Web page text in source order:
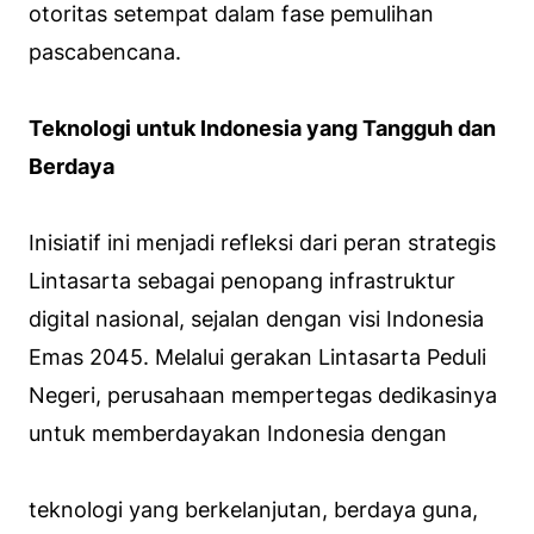
otoritas setempat dalam fase pemulihan
pascabencana.
Teknologi untuk Indonesia yang Tangguh dan
Berdaya
Inisiatif ini menjadi refleksi dari peran strategis
Lintasarta sebagai penopang infrastruktur
digital nasional, sejalan dengan visi Indonesia
Emas 2045. Melalui gerakan Lintasarta Peduli
Negeri, perusahaan mempertegas dedikasinya
untuk memberdayakan Indonesia dengan
teknologi yang berkelanjutan, berdaya guna,